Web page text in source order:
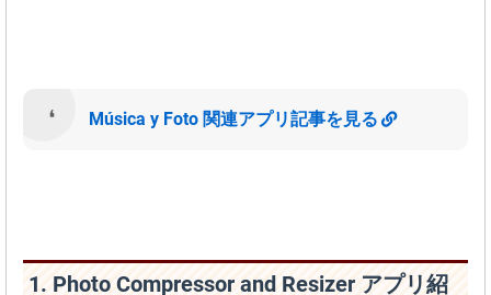
Música y Foto 関連アプリ記事を見る
1. Photo Compressor and Resizer アプリ紹